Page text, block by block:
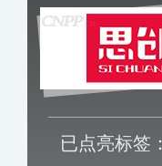
已点亮标签：